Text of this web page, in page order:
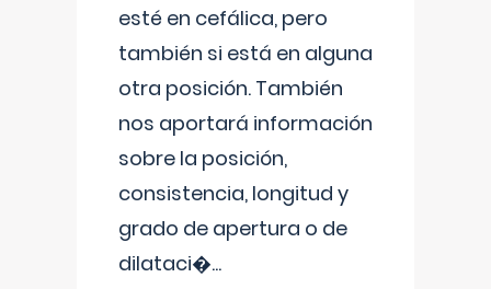
esté en cefálica, pero
también si está en alguna
otra posición. También
nos aportará información
sobre la posición,
consistencia, longitud y
grado de apertura o de
dilataci�...